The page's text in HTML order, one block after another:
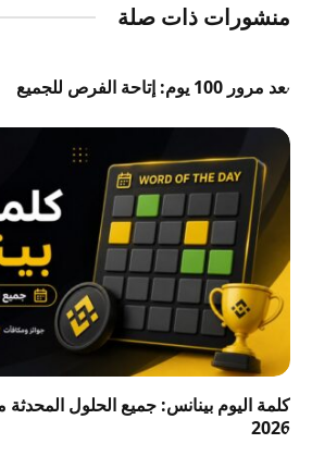
منشورات ذات صلة
بعد مرور 100 يوم: إتاحة الفرص للجميع
2026